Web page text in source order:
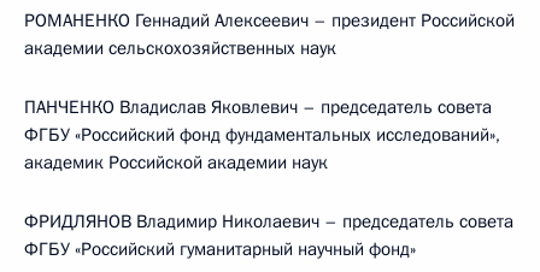
РОМАНЕНКО Геннадий Алексеевич – президент Российской
академии сельскохозяйственных наук
ПАНЧЕНКО Владислав Яковлевич – председатель совета
ФГБУ «Российский фонд фундаментальных исследований»,
академик Российской академии наук
ФРИДЛЯНОВ Владимир Николаевич – председатель совета
ФГБУ «Российский гуманитарный научный фонд»